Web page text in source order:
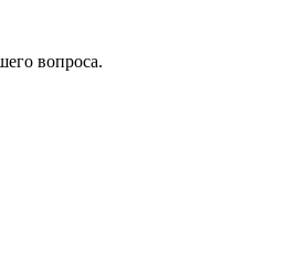
вопроса.